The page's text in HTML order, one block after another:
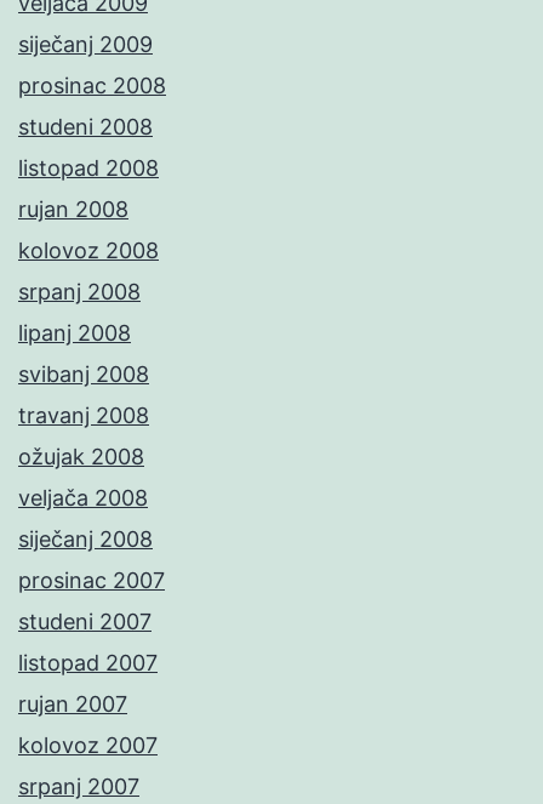
siječanj 2009
prosinac 2008
studeni 2008
listopad 2008
rujan 2008
kolovoz 2008
srpanj 2008
lipanj 2008
svibanj 2008
travanj 2008
ožujak 2008
veljača 2008
siječanj 2008
prosinac 2007
studeni 2007
listopad 2007
rujan 2007
kolovoz 2007
srpanj 2007